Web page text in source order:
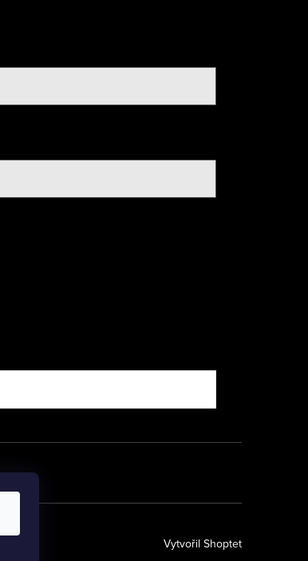
Vytvořil Shoptet